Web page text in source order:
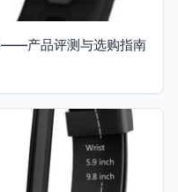
——产品评测与选购指南